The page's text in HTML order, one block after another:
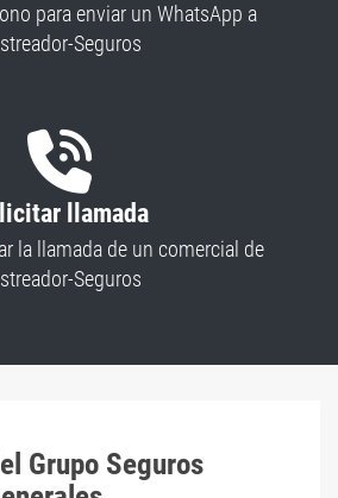
para enviar un WhatsApp a
Seguros
llamada
la llamada de un comercial de
Seguros
Grupo Seguros